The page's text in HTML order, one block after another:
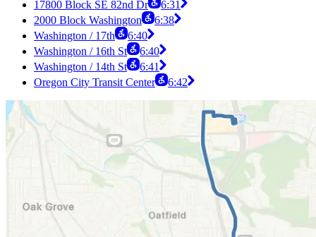
17800 Block SE 82nd Dr
6:31
2000 Block Washington
6:38
Washington / 17th
6:40
Washington / 16th St
6:40
Washington / 14th St
6:41
Oregon City Transit Center
6:42